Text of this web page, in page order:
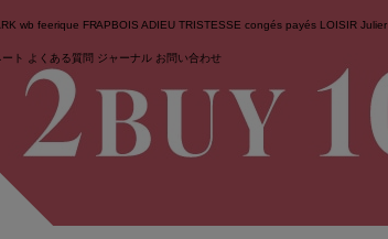
wb feerique FRAPBOIS ADIEU TRISTESSE congés payés LOISIR Julier
ト よくある質問 ジャーナル お問い合わせ